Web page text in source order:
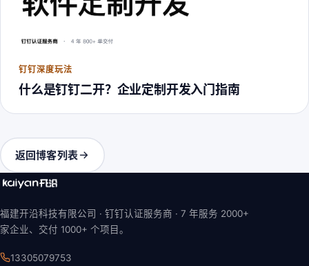
钉钉深度玩法
什么是钉钉二开？企业定制开发入门指南
返回博客列表
福建开沿科技有限公司 · 钉钉认证服务商 · 7 年服务 2000+
家企业、交付 1000+ 个项目。
13305079753